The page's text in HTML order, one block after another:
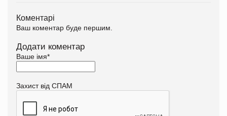
Коментарі
Ваш коментар буде першим.
Додати коментар
Ваше імя*
Захист від СПАМ